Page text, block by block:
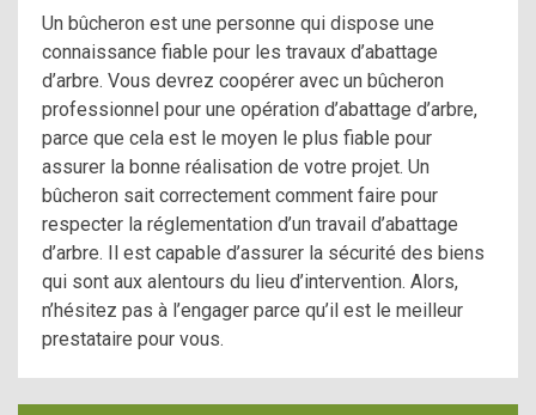
Un bûcheron est une personne qui dispose une
connaissance fiable pour les travaux d’abattage
d’arbre. Vous devrez coopérer avec un bûcheron
professionnel pour une opération d’abattage d’arbre,
parce que cela est le moyen le plus fiable pour
assurer la bonne réalisation de votre projet. Un
bûcheron sait correctement comment faire pour
respecter la réglementation d’un travail d’abattage
d’arbre. Il est capable d’assurer la sécurité des biens
qui sont aux alentours du lieu d’intervention. Alors,
n’hésitez pas à l’engager parce qu’il est le meilleur
prestataire pour vous.